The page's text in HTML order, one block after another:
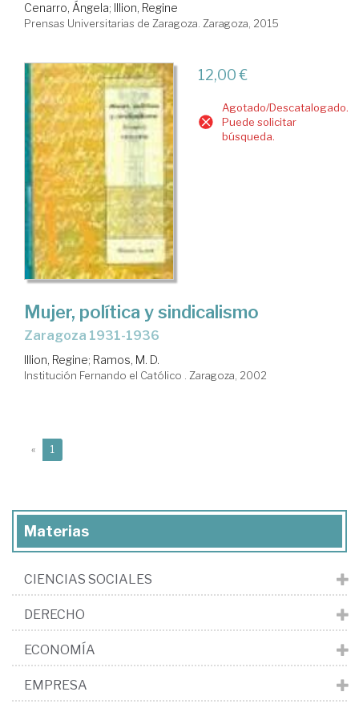
Cenarro, Ángela; Illion, Regine
Prensas Universitarias de Zaragoza. Zaragoza, 2015
12,00 €
Agotado/Descatalogado.
Puede solicitar
búsqueda.
Mujer, política y sindicalismo
Zaragoza 1931-1936
Illion, Regine; Ramos, M. D.
Institución Fernando el Católico . Zaragoza, 2002
« 1
Materias
CIENCIAS SOCIALES
DERECHO
ECONOMÍA
EMPRESA